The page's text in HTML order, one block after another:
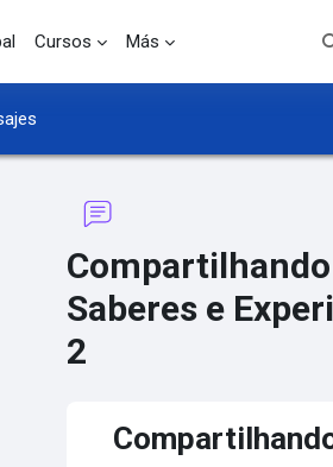
Cursos Más
Compartilhando
Saberes e
2